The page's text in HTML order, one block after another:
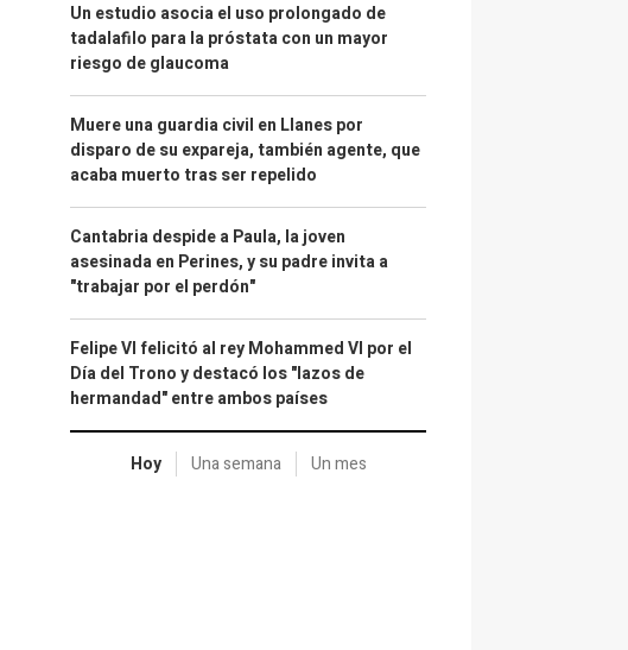
Un estudio asocia el uso prolongado de
tadalafilo para la próstata con un mayor
riesgo de glaucoma
Muere una guardia civil en Llanes por
disparo de su expareja, también agente, que
acaba muerto tras ser repelido
Cantabria despide a Paula, la joven
asesinada en Perines, y su padre invita a
"trabajar por el perdón"
Felipe VI felicitó al rey Mohammed VI por el
Día del Trono y destacó los "lazos de
hermandad" entre ambos países
Hoy Una semana Un mes